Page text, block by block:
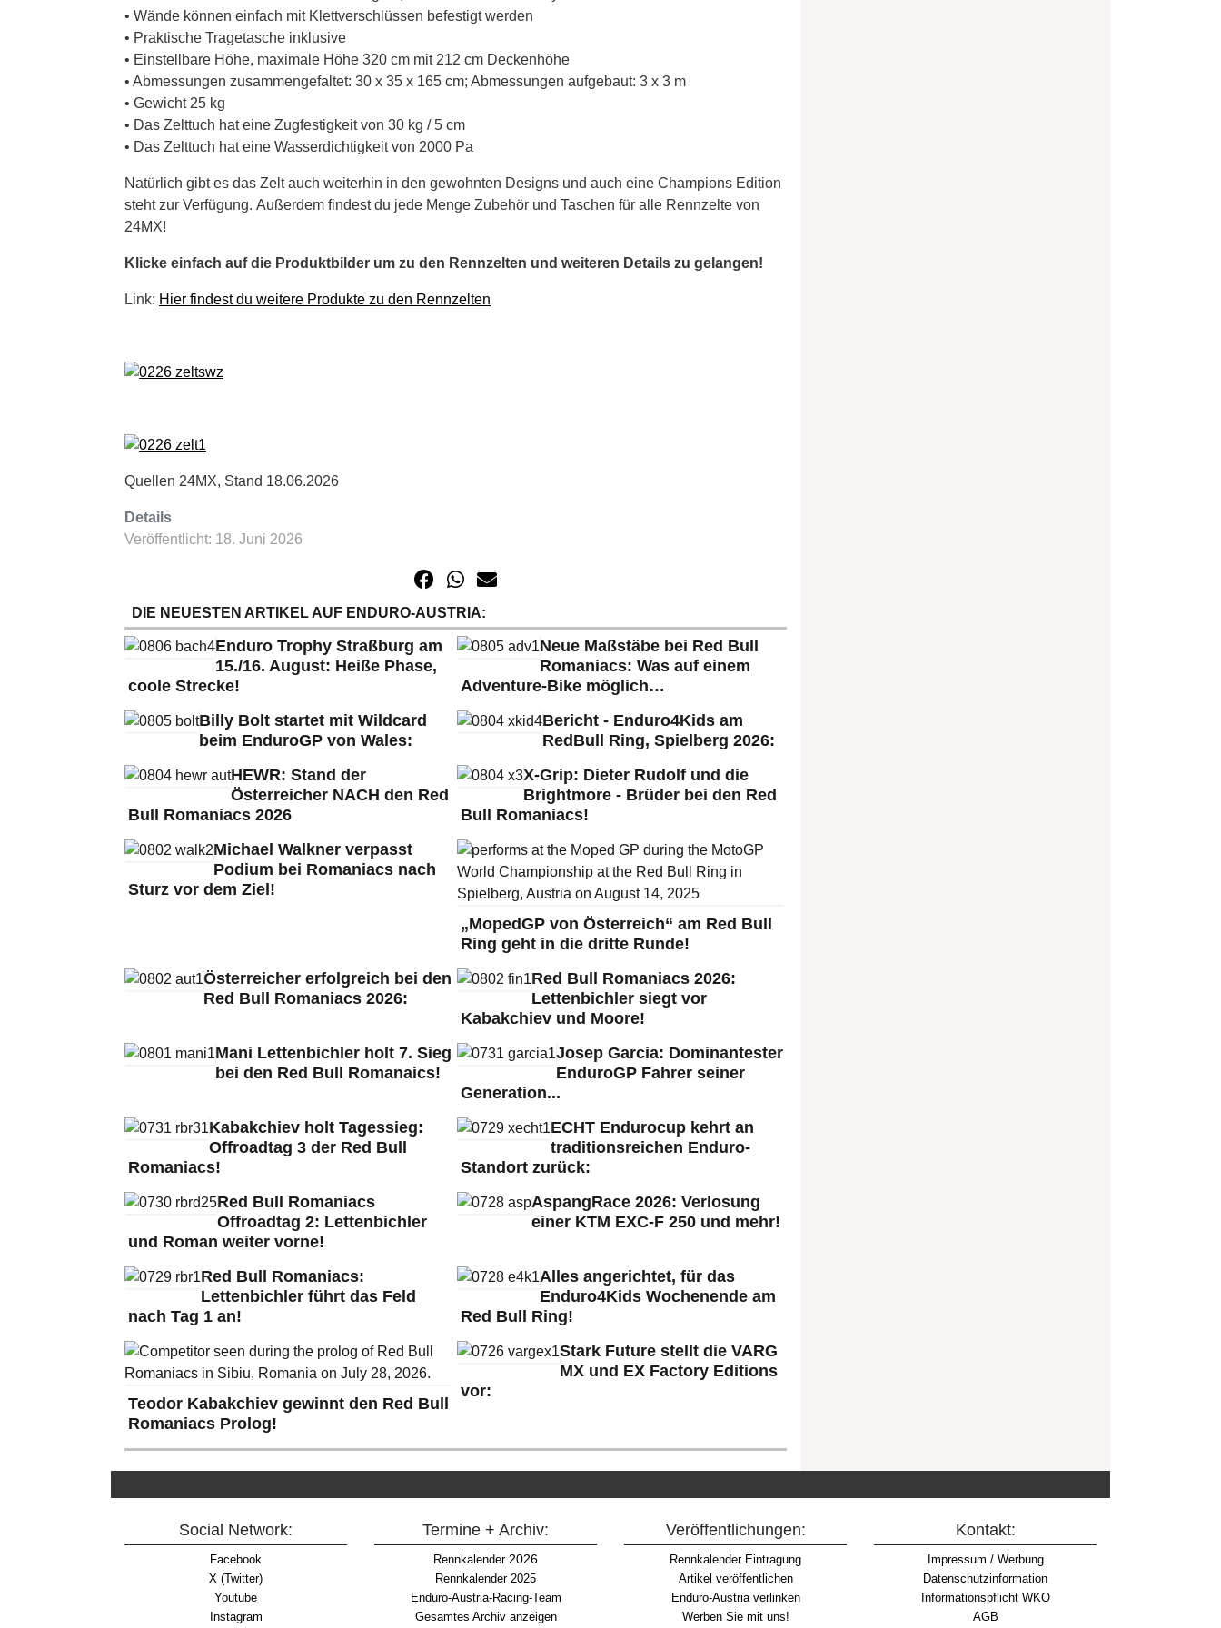
• Wände können einfach mit Klettverschlüssen befestigt werden
• Praktische Tragetasche inklusive
• Einstellbare Höhe, maximale Höhe 320 cm mit 212 cm Deckenhöhe
• Abmessungen zusammengefaltet: 30 x 35 x 165 cm; Abmessungen aufgebaut: 3 x 3 m
• Gewicht 25 kg
• Das Zelttuch hat eine Zugfestigkeit von 30 kg / 5 cm
• Das Zelttuch hat eine Wasserdichtigkeit von 2000 Pa
Natürlich gibt es das Zelt auch weiterhin in den gewohnten Designs und auch eine Champions Edition
steht zur Verfügung. Außerdem findest du jede Menge Zubehör und Taschen für alle Rennzelte von
24MX!
Klicke einfach auf die Produktbilder um zu den Rennzelten und weiteren Details zu gelangen!
Link: Hier findest du weitere Produkte zu den Rennzelten
Quellen 24MX, Stand 18.06.2026
Details
Veröffentlicht: 18. Juni 2026
DIE NEUESTEN ARTIKEL AUF ENDURO-AUSTRIA:
Enduro Trophy Straßburg am
15./16. August: Heiße Phase,
coole Strecke!
Neue Maßstäbe bei Red Bull
Romaniacs: Was auf einem
Adventure-Bike möglich…
Billy Bolt startet mit Wildcard
beim EnduroGP von Wales:
Bericht - Enduro4Kids am
RedBull Ring, Spielberg 2026:
HEWR: Stand der
Österreicher NACH den Red
Bull Romaniacs 2026
X-Grip: Dieter Rudolf und die
Brightmore - Brüder bei den Red
Bull Romaniacs!
Michael Walkner verpasst
Podium bei Romaniacs nach
Sturz vor dem Ziel!
„MopedGP von Österreich“ am Red Bull
Ring geht in die dritte Runde!
Österreicher erfolgreich bei den
Red Bull Romaniacs 2026:
Red Bull Romaniacs 2026:
Lettenbichler siegt vor
Kabakchiev und Moore!
Mani Lettenbichler holt 7. Sieg
bei den Red Bull Romanaics!
Josep Garcia: Dominantester
EnduroGP Fahrer seiner
Generation...
Kabakchiev holt Tagessieg:
Offroadtag 3 der Red Bull
Romaniacs!
ECHT Endurocup kehrt an
traditionsreichen Enduro-
Standort zurück:
Red Bull Romaniacs
Offroadtag 2: Lettenbichler
und Roman weiter vorne!
AspangRace 2026: Verlosung
einer KTM EXC-F 250 und mehr!
Red Bull Romaniacs:
Lettenbichler führt das Feld
nach Tag 1 an!
Alles angerichtet, für das
Enduro4Kids Wochenende am
Red Bull Ring!
Teodor Kabakchiev gewinnt den Red Bull
Romaniacs Prolog!
Stark Future stellt die VARG
MX und EX Factory Editions
vor:
Social Network:
Facebook
X (Twitter)
Youtube
Instagram
Termine + Archiv:
Rennkalender2026
Rennkalender 2025
Enduro-Austria-Racing-Team
Gesamtes Archiv anzeigen
Veröffentlichungen:
Rennkalender Eintragung
Artikel veröffentlichen
Enduro-Austria verlinken
Werben Sie mit uns!
Kontakt:
Impressum / Werbung
Datenschutzinformation
Informationspflicht WKO
AGB